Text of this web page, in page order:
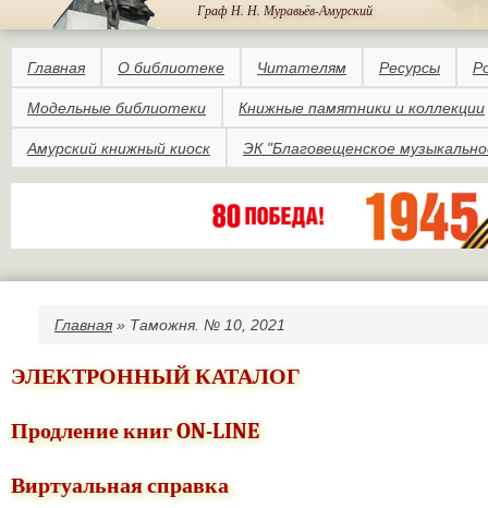
Граф Н. Н. Муравьёв-Амурский
Главная О библиотеке Читателям Ресурсы
Модельные библиотеки Книжные памятники и коллекции
Амурский книжный киоск ЭК "Благовещенское
Вы здесь
Главная » Таможня. № 10, 2021
ЭЛЕКТРОННЫЙ КАТАЛОГ
Продление книг ON-LINE
Виртуальная справка